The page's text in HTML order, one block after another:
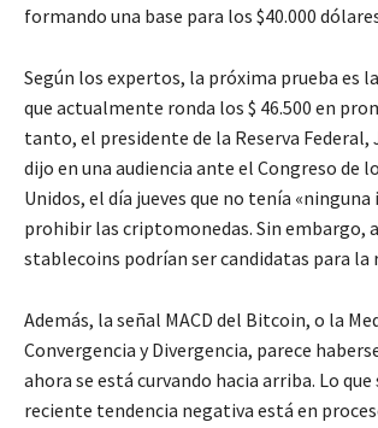
formando una base para los $40.000
Según los expertos, la próxima prueba es
que actualmente ronda los $ 46.500 en
tanto, el presidente de la Reserva
dijo en una audiencia ante el Congreso de
Unidos, el día jueves que no tenía
prohibir las criptomonedas. Sin embargo,
stablecoins podrían ser candidatas para la
Además, la señal MACD del Bitcoin, o la
Convergencia y Divergencia, parece
ahora se está curvando hacia arriba. Lo que
reciente tendencia negativa está en